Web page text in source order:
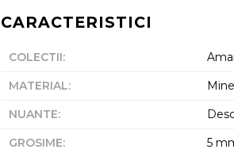
CARACTERISTICI
COLECTII:
MATERIAL:
NUANTE:
GROSIME:
5